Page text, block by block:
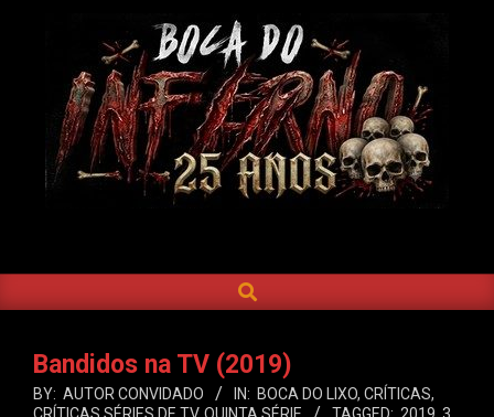
DO
INFERNO
Navigation
SEARCH
Bandidos na TV (2019)
BY: AUTOR CONVIDADO IN: BOCA DO LIXO, CRÍTICAS,